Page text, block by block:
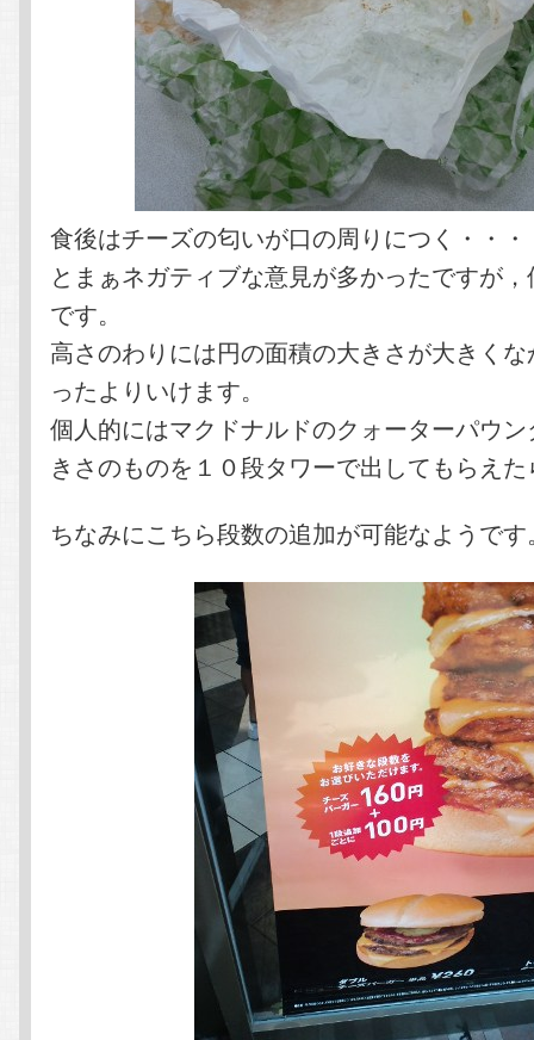
食後はチーズの匂いが口の周りにつく・・・
とまぁネガティブな意見が多かったですが
です。
高さのわりには円の面積の大きさが大きく
ったよりいけます。
個人的にはマクドナルドのクォーターパウ
きさのものを１０段タワーで出してもらえ
ちなみにこちら段数の追加が可能なようです